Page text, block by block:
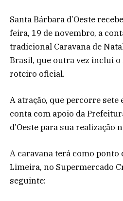
Santa Bárbara d’Oeste
feira, 19 de novembro, a
tradicional Caravana de
Brasil, que outra vez inclui
roteiro oficial.
A atração, que percorre
conta com apoio da
d’Oeste para sua realização
A caravana terá como ponto
Limeira, no Supermercado
seguinte: